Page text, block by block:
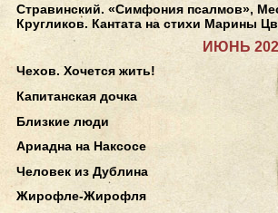
Стравинский. «Симфония псалмов»,
Кругликов. Кантата на стихи Марины
ИЮНЬ
Чехов. Хочется жить!
Капитанская дочка
Близкие люди
Ариадна на Наксосе
Человек из Дублина
Жирофле-Жирофля